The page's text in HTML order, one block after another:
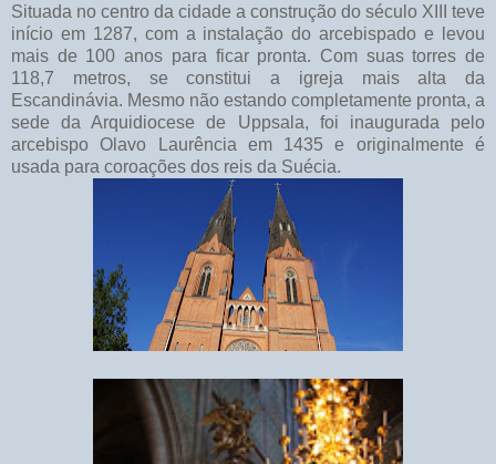
Situada no centro da cidade a construção do século XIII teve
início em 1287, com a instalação do arcebispado e levou
mais de 100 anos para ficar pronta. Com suas torres de
118,7 metros, se constitui a igreja mais alta da
Escandinávia. Mesmo não estando completamente pronta, a
sede da Arquidiocese de Uppsala, foi inaugurada pelo
arcebispo Olavo Laurência em 1435 e originalmente é
usada para coroações dos reis da Suécia.